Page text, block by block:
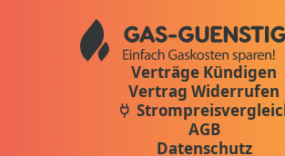
Verträge Kündigen
Vertrag Widerrufen
AGB
Datenschutz